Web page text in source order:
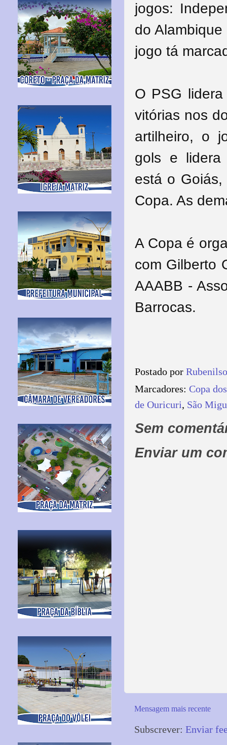
jogos:
do
jogo tá
O PSG
vitórias nos
artilheiro, o
gols e lidera
está o
Copa. As
A Copa é
com Gilberto
AAABB -
Barrocas.
Postado por
Marcadores: Copa
de Ouricuri, São
Sem
Enviar um
Mensagem mais recente
Subscrever: Enviar